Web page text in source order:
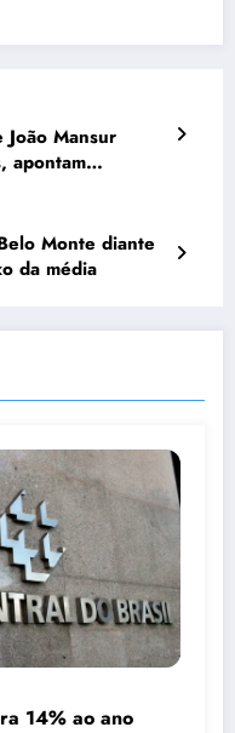
João Mansur
apontam
Monte diante
da média
14% ao ano